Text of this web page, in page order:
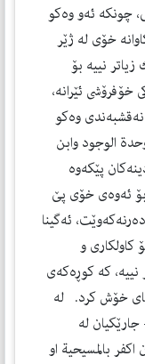
چونكه‌ ئه‌و وه‌كو
خۆى له‌ ژێر
نييه‌ بۆ
خۆفرۆشى ئێرانه‌،
وه‌كو
الوجود وابن
پێكه‌وه‌
بۆ ئه‌وه‌ى خۆى پێ
ئه‌گينا
كاولكارى و
نييه‌، كه‌ كوڕه‌كه‌ى
خۆش كرد. له‌
له‌
بالمسيحية او